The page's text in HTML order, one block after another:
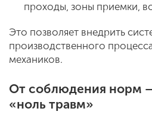
проходы, зоны приемки,
Это позволяет внедрить
производственного
механиков.
От соблюдения норм –
«ноль травм»